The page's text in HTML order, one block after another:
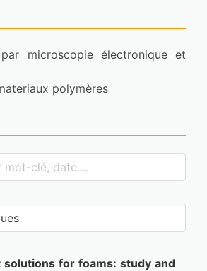
microscopie électronique et
polymères
solutions for foams: study and